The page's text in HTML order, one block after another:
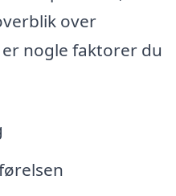
over
nogle faktorer du